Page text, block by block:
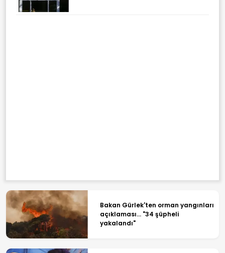
Bakan Gürlek'ten orman yangınları
açıklaması... "34 şüpheli
yakalandı"